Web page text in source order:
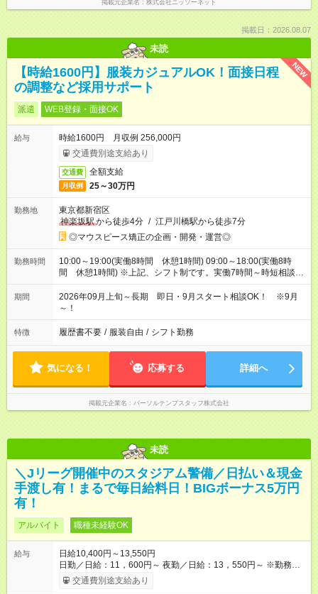
掲載元企業名 株式会社ニッソーネット
掲載日：2026.08.07
未読
NEW
【時給1600円】服装カジュアルOK！面接日程
の調整など採用サポート
派遣 WEB登録・面接OK
給与
時給1600円 月収例 256,000円
交通費別途支給あり
交通費 全額支給
月収例 25～30万円
勤務地
東京都新宿区
神楽坂駅から徒歩4分 / 江戸川橋駅から徒歩7分
◎マウスピース矯正の企画・開発・運営◎
勤務時間
10:00～19:00(実働8時間 休憩1時間) 09:00～18:00(実働8時
間 休憩1時間) ※上記、シフト制です。実働7時間～時短相談で
きます（9:00～17:00等）
期間
2026年09月上旬～長期 即日・9月スタート相談OK！ ※9月
～！
特徴 履歴書不要 / 服装自由 / シフト勤務
気になる！ 応募する 詳細へ
掲載元企業名 パーソルテンプスタッフ株式会社
未読
＼Jリーグ開催中のスタジアム警備／日払い＆現金
手渡し有！まるで毎日給料日！BIGボーナス5万円
有！
アルバイト 職種未経験OK
給与
日給10,400円～13,550円
日勤／日給：11，600円～ 夜勤／日給：13，550円～ ※勤務数
が週2日以下の場合 日勤／日給：10，400円 夜勤／日給：12，
350円 ■交通費別途全額支給 ※規定あり ■支払方法：日払い └日
交通費別途支給あり